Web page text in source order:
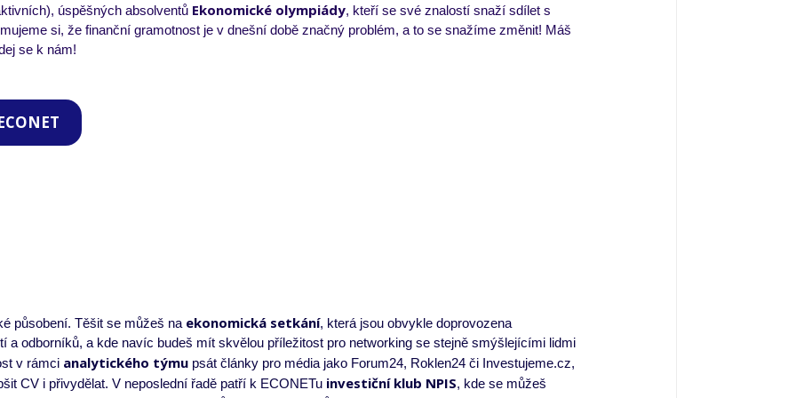
úspěšných absolventů Ekonomické olympiády, kteří se své znalostí snaží sdílet s
si, že finanční gramotnost je v dnešní době značný problém, a to se snažíme změnit! Máš
se k nám!
působení. Těšit se můžeš na ekonomická setkání, která jsou obvykle doprovozena
a odborníků, a kde navíc budeš mít skvělou příležitost pro networking se stejně smýšlejícími lidmi
v rámci analytického týmupsát články pro média jako Forum24, Roklen24 či Investujeme.cz,
CV i přivydělat. V neposlední řadě patří k ECONETu investiční klub NPIS, kde se můžeš